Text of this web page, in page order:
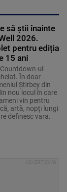
să știi înainte
2026.
pentru ediția
15 ani
Countdown-ul
În doar
Știrbey din
nou locul în care
vin pentru
artă, nopți lungi
definesc vara.